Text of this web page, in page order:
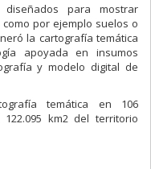
para mostrar
por ejemplo suelos o
la cartografía temática
apoyada en insumos
y modelo digital de
temática en 106
km2 del territorio